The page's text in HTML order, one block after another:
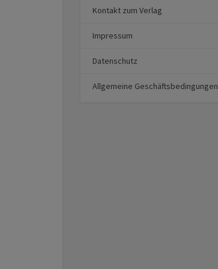
Kontakt zum Verlag
Impressum
Datenschutz
Allgemeine Geschäftsbedingungen